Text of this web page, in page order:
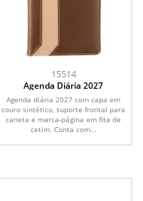
15514
Agenda Diária 2027
Agenda diária 2027 com capa em
couro sintético, suporte frontal para
caneta e marca-página em fita de
cetim. Conta com...